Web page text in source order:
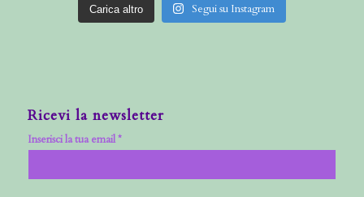
Carica altro Segui su Instagram
Ricevi la newsletter
Inserisci la tua email *